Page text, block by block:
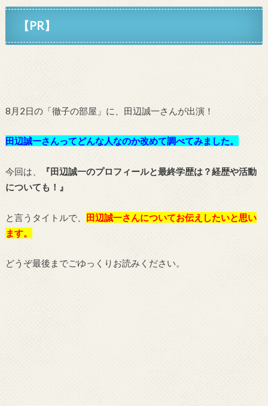
【PR】
8月2日の「徹子の部屋 」に、田辺誠一さんが出演！
田辺誠一さんってどんな人なのか改めて調べてみました。
今回は、 『田辺誠一のプロフィールと最終学歴は？経歴や活動
についても！』
と言うタイトルで、 田辺誠一さんについてお伝えしたいと思い
ます。
どうぞ最後までごゆっくりお読みください。